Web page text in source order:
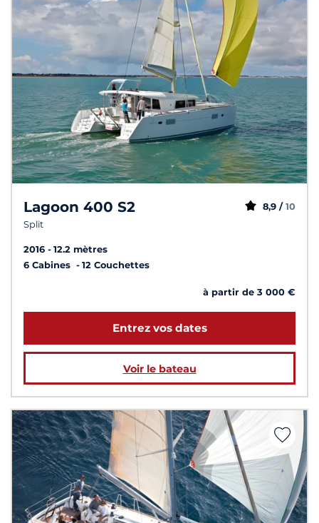
Lagoon 400 S2
Split
8,9 / 10
2016
12.2 mètres
6 Cabines
12 Couchettes
à partir de 3 000 €
Entrez vos dates
Voir le bateau